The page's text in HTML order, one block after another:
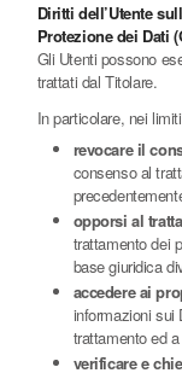
Diritti dell’Utente
Protezione dei Dati
Gli Utenti possono
trattati dal Titolare.
In particolare, nei
revocare il
consenso al
opporsi al
trattamento dei
base giuridica
accedere ai
informazioni sui
trattamento ed
verificare e